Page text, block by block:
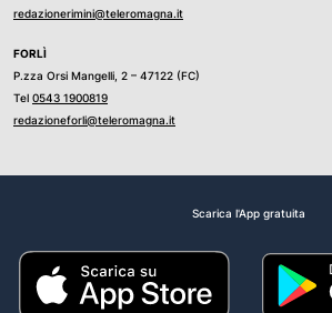
redazionerimini@teleromagna.it
FORLÌ
P.zza Orsi Mangelli, 2 – 47122 (FC)
Tel 0543 1900819
redazioneforli@teleromagna.it
Scarica l'App gratuita